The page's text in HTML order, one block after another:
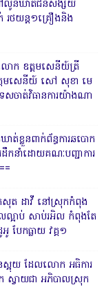
លូនឃាត់ជនសង្ស័យ
រថយន្ត១គ្រឿងនិង
លោក ឧត្តមសេនីយ៍ត្រី
តមសេនីយ៍ សៅ សុខា មេ
េសចាត់វិធានការយ៉ាងណា
ខ្លួនពាក់ព័ន្ធការឆបោក
រដឹកនាំដោយគណៈបញ្ជាការ
សុត ដាវី នៅស្រុកកំពុង
ល្អាប់ សាប់រអិល កំពុងតែ
បែកធ្លាយ វគ្គ១
នស្អុយ ដែលលោក អធិការ
ស្វាយជា អភិបាលស្រុក